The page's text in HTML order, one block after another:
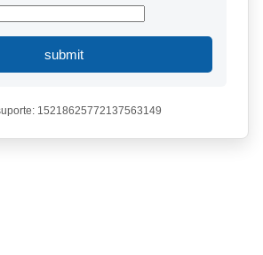
submit
15218625772137563149